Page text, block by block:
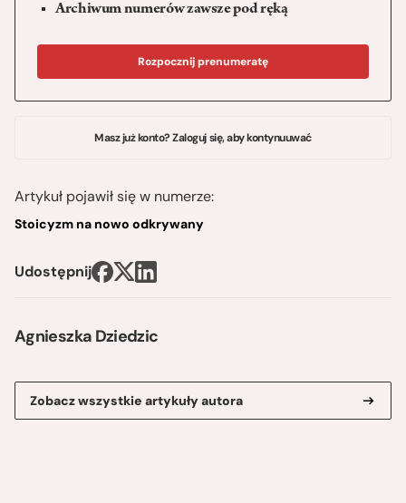
Agnieszka Dziedzic
Zobacz wszystkie artykuły autora
Archiwum numerów zawsze pod ręką
Rozpocznij prenumeratę
Masz już konto? Zaloguj się, aby kontynuuwać
Artykuł pojawił się w numerze:
Stoicyzm na nowo odkrywany
Udostępnij